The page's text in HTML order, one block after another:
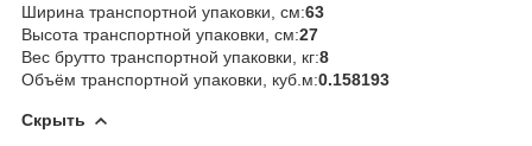
Ширина транспортной упаковки, см:63
Высота транспортной упаковки, см:27
Вес брутто транспортной упаковки, кг:8
Объём транспортной упаковки, куб.м:0.158193
Скрыть